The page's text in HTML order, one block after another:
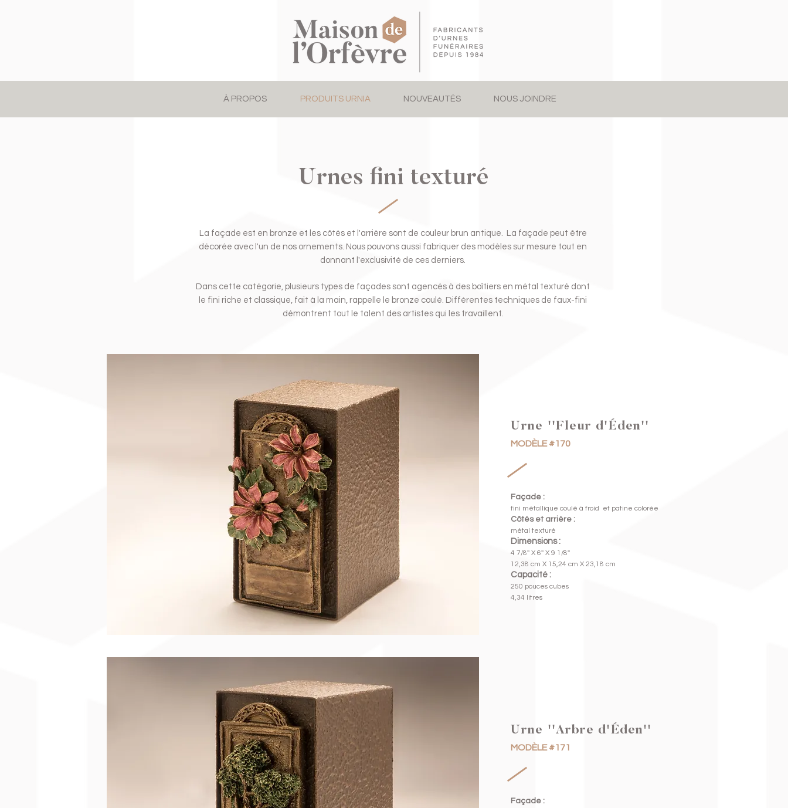
À PROPOS PRODUITS URNIA NOUVEAUTÉS NOUS JOINDRE
Urnes fini texturé
La façade est en bronze et les côtés et l'arrière sont de couleur brun antique. La façade peut être
décorée avec l'un de nos ornements. Nous pouvons aussi fabriquer des modèles sur mesure tout en
donnant l'exclusivité de ces derniers.
Dans cette catégorie, plusieurs types de façades sont agencés à des boîtiers en métal texturé dont
le fini riche et classique, fait à la main, rappelle le bronze coulé. Différentes techniques de faux-fini
démontrent tout le talent des artistes qui les travaillent.
Urne ''Fleur d'Éden''
MODÈLE #170
Façade :
fini métallique coulé à froid et patine colorée
Côtés et arrière :
métal texturé
Dimensions :
4 7/8'' X 6'' X 9 1/8''
12,38 cm X 15,24 cm X 23,18 cm
Capacité :
250 pouces cubes
4,34 litres
Urne ''Arbre d'Éden''
MODÈLE #171
Façade :